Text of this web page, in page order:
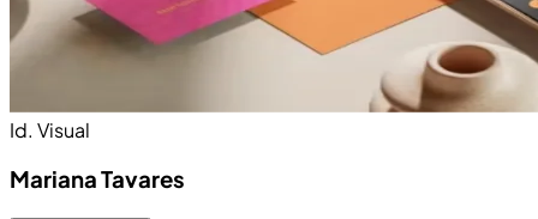
Id. Visual
Mariana Tavares